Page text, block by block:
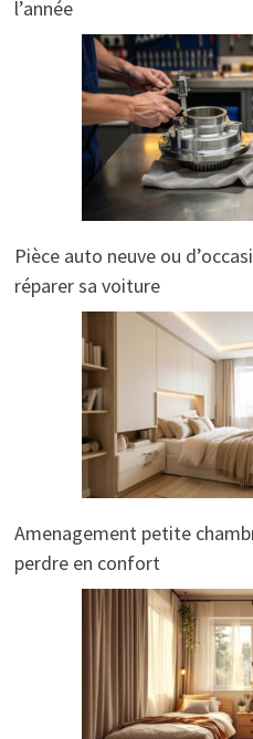
l’année
Pièce auto neuve ou
réparer sa voiture
Amenagement petite
perdre en confort